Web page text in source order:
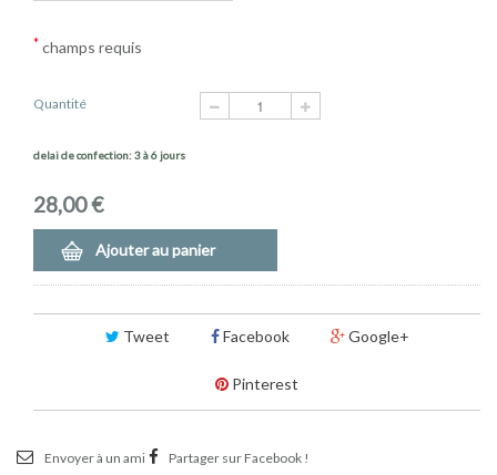
* champs requis
Quantité
delai de confection: 3 à 6 jours
28,00 €
Ajouter au panier
Tweet Facebook Google+
Pinterest
Envoyer à un ami Partager sur Facebook !